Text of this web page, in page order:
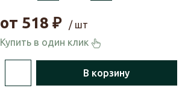
от 518 ₽
/ шт
Купить в один клик
В корзину